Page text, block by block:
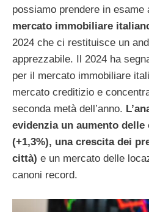
possiamo prendere in esame
mercato immobiliare
2024 che ci restituisce un
apprezzabile. Il 2024 ha
per il mercato immobiliare
mercato creditizio e
seconda metà dell’anno.
evidenzia un aumento delle
(+1,3%), una crescita dei
città) e un mercato delle
canoni record.